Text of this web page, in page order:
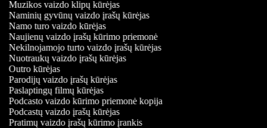
Muzikos vaizdo klipų kūrėjas
Naminių gyvūnų vaizdo įrašų kūrėjas
Namo turo vaizdo kūrėjas
Naujienų vaizdo įrašų kūrimo priemonė
Nekilnojamojo turto vaizdo įrašų kūrėjas
Nuotraukų vaizdo įrašų kūrėjas
Outro kūrėjas
Parodijų vaizdo įrašų kūrėjas
Paslaptingų filmų kūrėjas
Podcasto vaizdo kūrimo priemonė kopija
Podcastų vaizdo įrašų kūrėjas
Pratimų vaizdo įrašų kūrimo įrankis